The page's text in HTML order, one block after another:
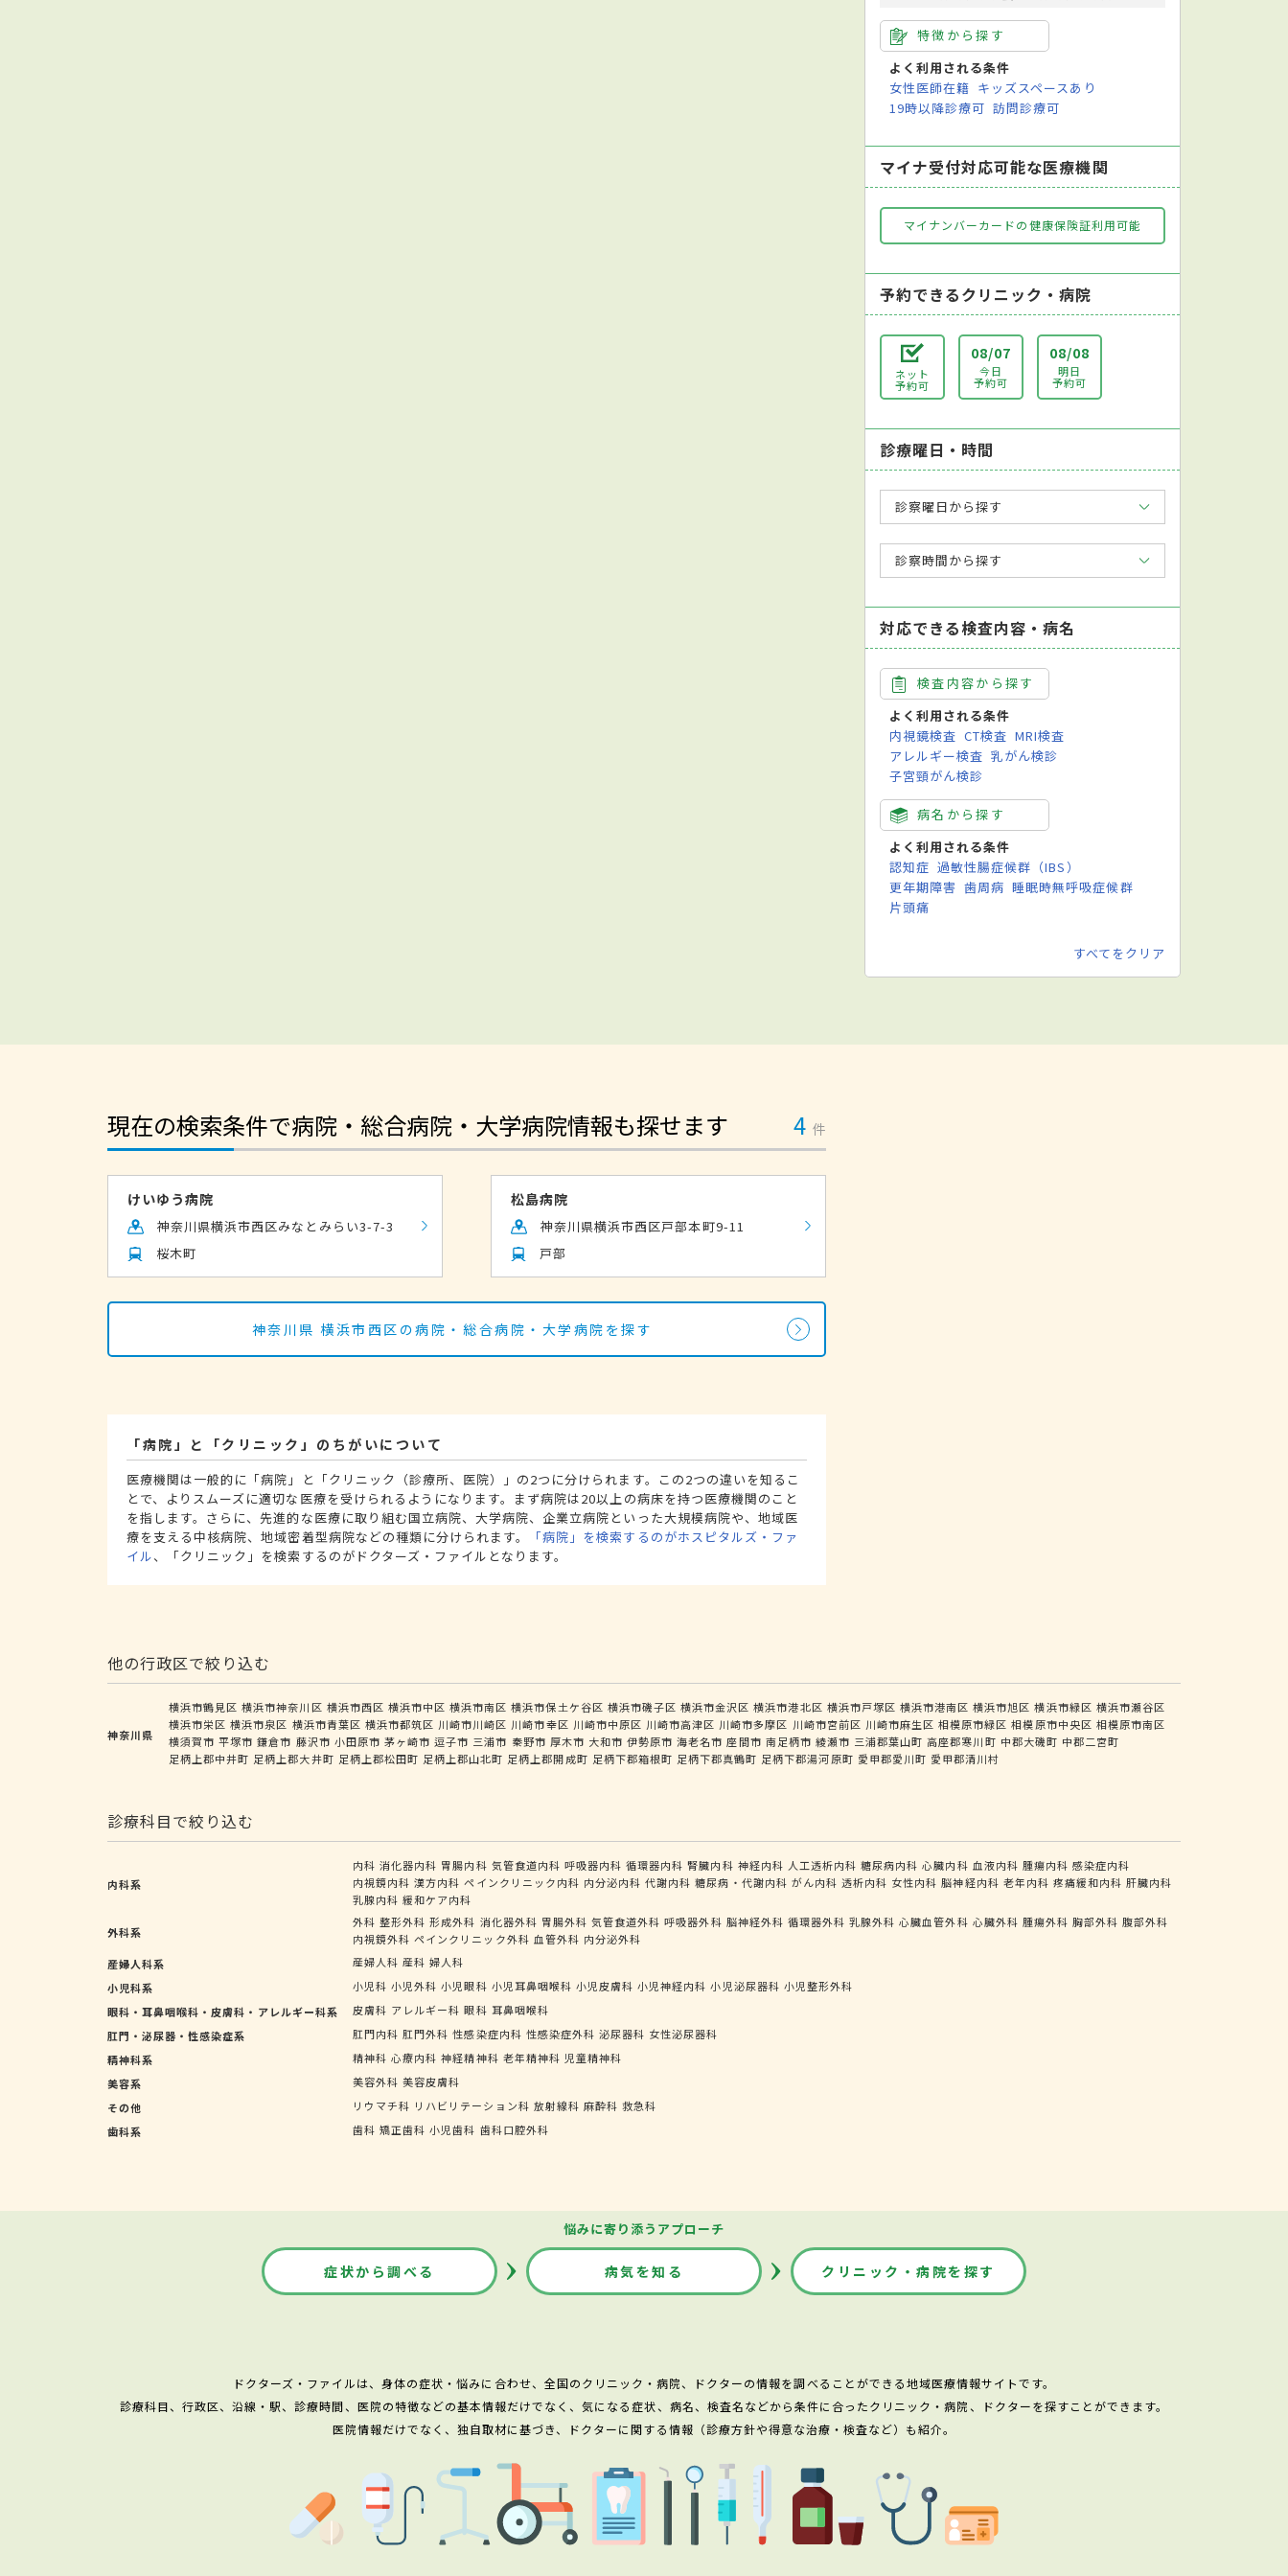
特徴から探す
よく利用される条件
女性医師在籍 キッズスペースあり
19時以降診療可 訪問診療可
マイナ受付対応可能な医療機関
マイナンバーカードの健康保険証利用可能
予約できるクリニック・病院
ネット
予約可
08/07
今日
予約可
08/08
明日
予約可
診療曜日・時間
診察曜日から探す
診察時間から探す
対応できる検査内容・病名
検査内容から探す
よく利用される条件
内視鏡検査 CT検査 MRI検査
アレルギー検査 乳がん検診
子宮頸がん検診
病名から探す
よく利用される条件
認知症 過敏性腸症候群（IBS）
更年期障害 歯周病 睡眠時無呼吸症候群
片頭痛
すべてをクリア
現在の検索条件で病院・総合病院・大学病院情報も探せます 4 件
けいゆう病院
神奈川県横浜市西区みなとみらい3-7-3
桜木町
松島病院
神奈川県横浜市西区戸部本町9-11
戸部
神奈川県 横浜市西区の病院・総合病院・大学病院を探す
「病院」と「クリニック」のちがいについて
医療機関は一般的に「病院」と「クリニック（診療所、医院）」の2つに分けられます。この2つの違いを知るこ
とで、よりスムーズに適切な医療を受けられるようになります。まず病院は20以上の病床を持つ医療機関のこと
を指します。さらに、先進的な医療に取り組む国立病院、大学病院、企業立病院といった大規模病院や、地域医
療を支える中核病院、地域密着型病院などの種類に分けられます。
「病院」を検索するのがホスピタルズ・ファ
イル、「クリニック」を検索するのがドクターズ・ファイルとなります。
他の行政区で絞り込む
神奈川県
横浜市鶴見区 横浜市神奈川区 横浜市西区 横浜市中区 横浜市南区 横浜市保土ケ谷区 横浜市磯子区 横浜市金沢区 横浜市港北区 横浜市戸塚区 横浜市港南区 横浜市旭区 横浜市緑区 横浜市瀬谷区
横浜市栄区 横浜市泉区 横浜市青葉区 横浜市都筑区 川崎市川崎区 川崎市幸区 川崎市中原区 川崎市高津区 川崎市多摩区 川崎市宮前区 川崎市麻生区 相模原市緑区 相模原市中央区 相模原市南区
横須賀市 平塚市 鎌倉市 藤沢市 小田原市 茅ヶ崎市 逗子市 三浦市 秦野市 厚木市 大和市 伊勢原市 海老名市 座間市 南足柄市 綾瀬市 三浦郡葉山町 高座郡寒川町 中郡大磯町 中郡二宮町
足柄上郡中井町 足柄上郡大井町 足柄上郡松田町 足柄上郡山北町 足柄上郡開成町 足柄下郡箱根町 足柄下郡真鶴町 足柄下郡湯河原町 愛甲郡愛川町 愛甲郡清川村
診療科目で絞り込む
内科系
内科 消化器内科 胃腸内科 気管食道内科 呼吸器内科 循環器内科 腎臓内科 神経内科 人工透析内科 糖尿病内科 心臓内科 血液内科 腫瘍内科 感染症内科
内視鏡内科 漢方内科 ペインクリニック内科 内分泌内科 代謝内科 糖尿病・代謝内科 がん内科 透析内科 女性内科 脳神経内科 老年内科 疼痛緩和内科 肝臓内科
乳腺内科 緩和ケア内科
外科系
外科 整形外科 形成外科 消化器外科 胃腸外科 気管食道外科 呼吸器外科 脳神経外科 循環器外科 乳腺外科 心臓血管外科 心臓外科 腫瘍外科 胸部外科 腹部外科
内視鏡外科 ペインクリニック外科 血管外科 内分泌外科
産婦人科系
産婦人科 産科 婦人科
小児科系
小児科 小児外科 小児眼科 小児耳鼻咽喉科 小児皮膚科 小児神経内科 小児泌尿器科 小児整形外科
眼科・耳鼻咽喉科・皮膚科・アレルギー科系
皮膚科 アレルギー科 眼科 耳鼻咽喉科
肛門・泌尿器・性感染症系
肛門内科 肛門外科 性感染症内科 性感染症外科 泌尿器科 女性泌尿器科
精神科系
精神科 心療内科 神経精神科 老年精神科 児童精神科
美容系
美容外科 美容皮膚科
その他
リウマチ科 リハビリテーション科 放射線科 麻酔科 救急科
歯科系
歯科 矯正歯科 小児歯科 歯科口腔外科
悩みに寄り添うアプローチ
症状から調べる 病気を知る クリニック・病院を探す
ドクターズ・ファイルは、身体の症状・悩みに合わせ、全国のクリニック・病院、ドクターの情報を調べることができる地域医療情報サイトです。
診療科目、行政区、沿線・駅、診療時間、医院の特徴などの基本情報だけでなく、気になる症状、病名、検査名などから条件に合ったクリニック・病院、ドクターを探すことができます。
医院情報だけでなく、独自取材に基づき、ドクターに関する情報（診療方針や得意な治療・検査など）も紹介。